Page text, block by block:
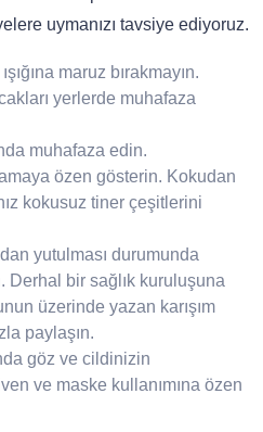
uymanızı tavsiye ediyoruz.
maruz bırakmayın.
yerlerde muhafaza
muhafaza edin.
özen gösterin. Kokudan
kokusuz tiner çeşitlerini
yutulması durumunda
Derhal bir sağlık kuruluşuna
üzerinde yazan karışım
paylaşın.
göz ve cildinizin
ve maske kullanımına özen